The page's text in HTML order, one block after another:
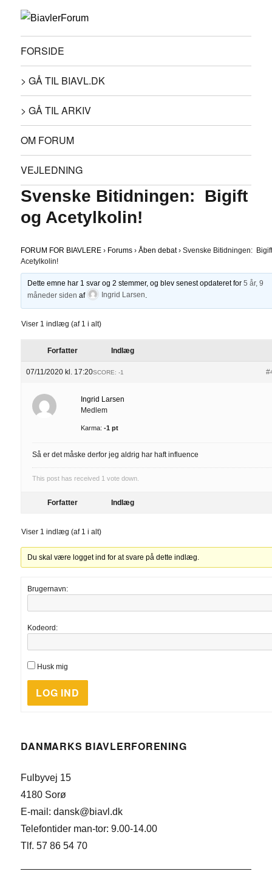
FORSIDE
> GÅ TIL BIAVL.DK
> GÅ TIL ARKIV
OM FORUM
VEJLEDNING
Svenske Bitidningen: Bigift
og Acetylkolin!
FORUM FOR BIAVLERE › Forums › Åben debat › Svenske Bitidningen:
Acetylkolin!
Dette emne har 1 svar og 2 stemmer, og blev senest opdateret for 5 år, 9
måneder siden af Ingrid Larsen
Viser 1 indlæg (af 1 i alt)
Forfatter Indlæg
07/11/2020 kl. 17:20SCORE: -1
Ingrid Larsen
Medlem
Karma: -1 pt
Så er det måske derfor jeg aldrig har haft influence
This post has received 1 vote down.
Forfatter Indlæg
Viser 1 indlæg (af 1 i alt)
Du skal være logget ind for at svare på dette indlæg.
Brugernavn:
Kodeord:
Husk mig
LOG IND
DANMARKS BIAVLERFORENING
Fulbyvej 15
4180 Sorø
E-mail: dansk@biavl.dk
Telefontider man-tor: 9.00-14.00
Tlf. 57 86 54 70